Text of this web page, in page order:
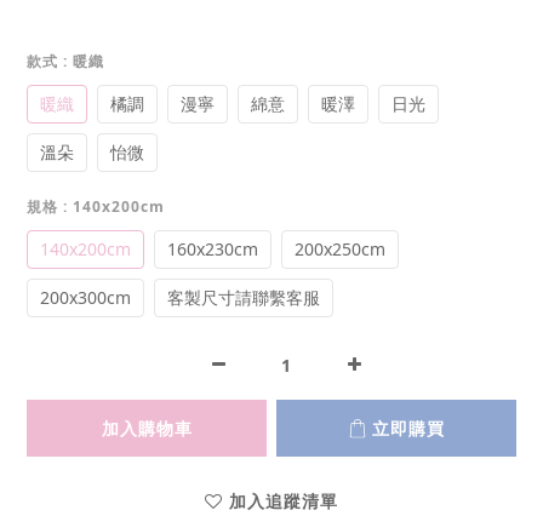
款式 : 暖織
暖織 橘調 漫寧 綿意 暖澤 日光
溫朵 怡微
規格 : 140x200cm
140x200cm 160x230cm 200x250cm
200x300cm 客製尺寸請聯繫客服
加入購物車 立即購買
加入追蹤清單